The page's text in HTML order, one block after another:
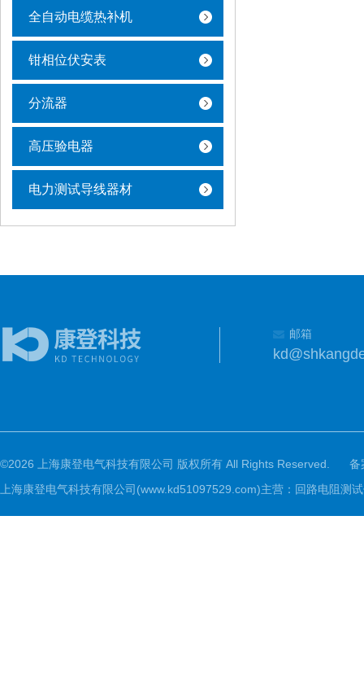
全自动电缆热补机
钳相位伏安表
分流器
高压验电器
电力测试导线器材
邮箱
©2026 上海康登电气科技有限公司 版权所有 All Rights Reserved.
备
上海康登电气科技有限公司(www.kd51097529.com)主营：回路电阻